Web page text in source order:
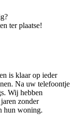
ter plaatse!
is klaar op ieder
Na uw telefoontje
Wij hebben
zonder
hun woning.